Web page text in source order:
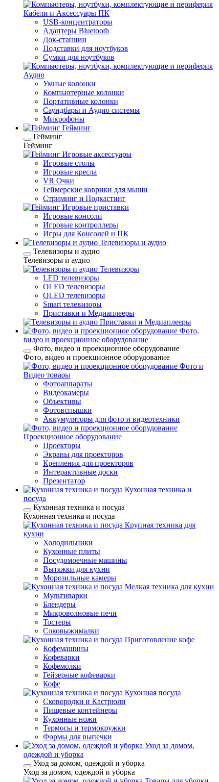
Кабели и Аксессуары ПК
USB-концентраторы
Адаптеры Bluetooth
Док-станции
Подставки для ноутбуков
Сумки для ноутбуков
Аудио
Умные колонки
Компьютерные колонки
Портативные колонки
Саундбары и Аудио системы
Микрофоны
Гейминг
Гейминг
Гейминг
Игровые аксессуары
Игровые столы
Игровые кресла
VR Очки
Геймерские коврики для мыши
Стриминг и Подкастинг
Игровые приставки
Игровые консоли
Игровые контроллеры
Игры для Консолей и ПК
Телевизоры и аудио
Телевизоры и аудио
Телевизоры и аудио
Телевизоры
LED телевизоры
OLED телевизоры
QLED телевизоры
Smart телевизоры
Приставки и Медиаплееры
Приставки и Медиаплееры
Фото,
видео и проекционное оборудование
Фото, видео и проекционное оборудование
Фото, видео и проекционное оборудование
Фото и
Видео товары
Фотоаппараты
Видеокамеры
Объективы
Фотовспышки
Аккумуляторы для фото и видеотехники
Проекционное оборудование
Проекторы
Экраны для проекторов
Крепления для проекторов
Интерактивные доски
Презентатор
Кухонная техника и
посуда
Кухонная техника и посуда
Кухонная техника и посуда
Крупная техника для
кухни
Холодильники
Кухонные плиты
Посудомоечные машины
Вытяжки для кухни
Морозильные камеры
Мелкая техника для кухни
Мультиварки
Блендеры
Микроволновые печи
Тостеры
Соковыжималки
Приготовление кофе
Кофемашины
Кофеварки
Кофемолки
Гейзерные кофеварки
Кофе
Кухонная посуда
Сковородки и Кастрюли
Пищевые контейнеры
Кухонные ножи
Термосы и термокружки
Формы для выпечки
Уход за домом,
одеждой и уборка
Уход за домом, одеждой и уборка
Уход за домом, одеждой и уборка